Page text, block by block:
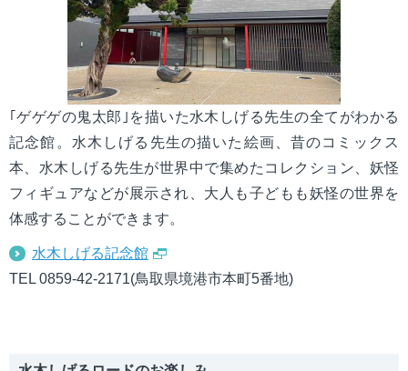
｢ゲゲゲの鬼太郎｣を描いた水木しげる先生の全てがわかる
記念館。水木しげる先生の描いた絵画、昔のコミックス
本、水木しげる先生が世界中で集めたコレクション、妖怪
フィギュアなどが展示され、大人も子どもも妖怪の世界を
体感することができます。
水木しげる記念館
TEL 0859-42-2171(鳥取県境港市本町5番地)